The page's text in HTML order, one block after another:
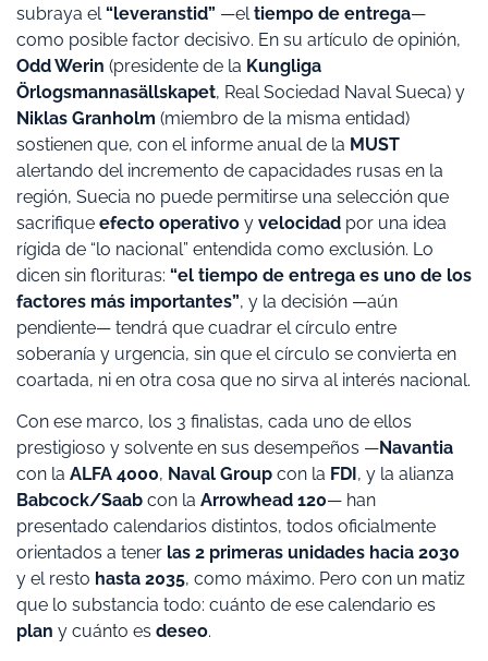
subraya el “leveranstid” —el tiempo de entrega—
como posible factor decisivo. En su artículo de opinión,
Odd Werin (presidente de la Kungliga
Örlogsmannasällskapet, Real Sociedad Naval Sueca) y
Niklas Granholm (miembro de la misma entidad)
sostienen que, con el informe anual de la MUST
alertando del incremento de capacidades rusas en la
región, Suecia no puede permitirse una selección que
sacrifique efecto operativo y velocidad por una idea
rígida de “lo nacional” entendida como exclusión. Lo
dicen sin florituras: “el tiempo de entrega es uno de los
factores más importantes”, y la decisión —aún
pendiente— tendrá que cuadrar el círculo entre
soberanía y urgencia, sin que el círculo se convierta en
coartada, ni en otra cosa que no sirva al interés nacional.
Con ese marco, los 3 finalistas, cada uno de ellos
prestigioso y solvente en sus desempeños —Navantia
con la ALFA 4000, Naval Group con la FDI, y la alianza
Babcock/Saab con la Arrowhead 120— han
presentado calendarios distintos, todos oficialmente
orientados a tener las 2 primeras unidades hacia 2030
y el resto hasta 2035, como máximo. Pero con un matiz
que lo substancia todo: cuánto de ese calendario es
plan y cuánto es deseo.